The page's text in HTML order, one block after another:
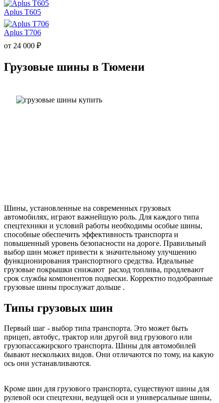
Aplus T605
Aplus T706
от 24 000 ₽
Грузовые шины в Тюмени
Шины, установленные на современных грузовых
автомобилях, играют важнейшую роль. Для каждого типа
спецтехники и условий работы необходимы особые шины,
способные обеспечить эффективность транспорта и
повышенный уровень безопасности на дороге. Правильный
выбор шин может привести к значительному улучшению
функционирования транспортного средства. Идеальные
грузовые покрышки снижают расход топлива, продлевают
срок службы компонентов подвески. Корректно подобранные
грузовые шины прослужат дольше .
Типы грузовых шин
Первый шаг - выбор типа транспорта. Это может быть
прицеп, автобус, трактор или другой вид грузового или
грузопассажирского транспорта. Шины для автомобилей
бывают нескольких видов. Они отличаются по тому, на какую
ось они устанавливаются.
Кроме шин для грузового транспорта, существуют шины для
рулевой оси спецтехни, ведущей оси и универсальные шины,